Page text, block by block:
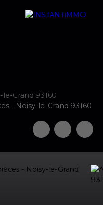
Neuf
le-Grand 93160
- Noisy-le-Grand 93160